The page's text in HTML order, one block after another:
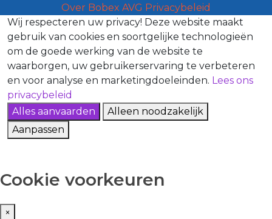
Over Bobex AVG Privacybeleid
Wij respecteren uw privacy! Deze website maakt
gebruik van cookies en soortgelijke technologieën
om de goede werking van de website te
waarborgen, uw gebruikerservaring te verbeteren
en voor analyse en marketingdoeleinden. Lees ons
privacybeleid
Alles aanvaarden
Alleen noodzakelijk
Aanpassen
Cookie voorkeuren
×